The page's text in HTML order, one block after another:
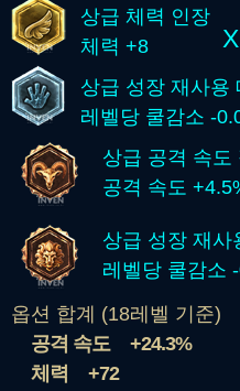
상급 체력 인장
체력 +8
상급 성장 재사용
레벨당 쿨감소 -
상급 공격 속도
공격 속도
상급 성장 재사
레벨당 쿨감소
옵션 합계 (18레벨 기준)
공격 속도
+24.3%
체력
+72